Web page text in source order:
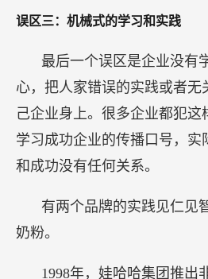
误区三：机械式的学习和实践
最后一个误区是企业没有
心，把人家错误的实践或者无
己企业身上。很多企业都犯这
学习成功企业的传播口号，实
和成功没有任何关系。
有两个品牌的实践见仁见
奶粉。
1998年，娃哈哈集团推出